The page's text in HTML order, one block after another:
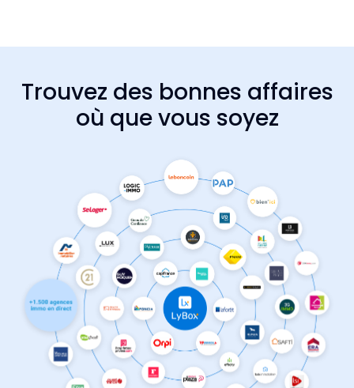
Trouvez des bonnes affaires
où que vous soyez